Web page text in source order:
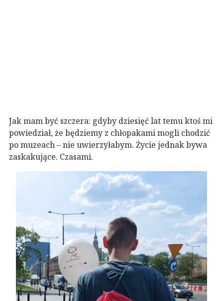
Jak mam być szczera: gdyby dziesięć lat temu ktoś mi
powiedział, że będziemy z chłopakami mogli chodzić
po muzeach – nie uwierzyłabym. Życie jednak bywa
zaskakujące. Czasami.